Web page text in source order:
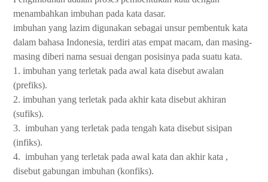
menambahkan imbuhan pada kata dasar.
imbuhan yang lazim digunakan sebagai unsur pembentuk kata
dalam bahasa Indonesia, terdiri atas empat macam, dan masing-
masing diberi nama sesuai dengan posisinya pada suatu kata.
1. imbuhan yang terletak pada awal kata disebut awalan
(prefiks).
2. imbuhan yang terletak pada akhir kata disebut akhiran
(sufiks).
3. imbuhan yang terletak pada tengah kata disebut sisipan
(infiks).
4. imbuhan yang terletak pada awal kata dan akhir kata ,
disebut gabungan imbuhan (konfiks).